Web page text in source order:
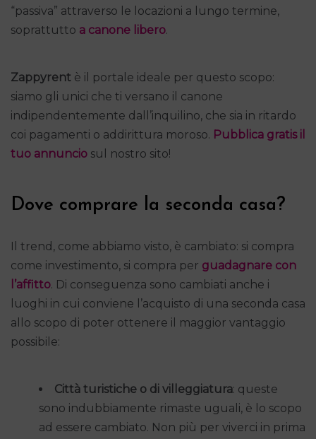
“passiva” attraverso le locazioni a lungo termine,
soprattutto a canone libero.
Zappyrent è il portale ideale per questo scopo:
siamo gli unici che ti versano il canone
indipendentemente dall’inquilino, che sia in ritardo
coi pagamenti o addirittura moroso. Pubblica gratis il
tuo annuncio sul nostro sito!
Dove comprare la seconda casa?
Il trend, come abbiamo visto, è cambiato: si compra
come investimento, si compra per guadagnare con
l’affitto. Di conseguenza sono cambiati anche i
luoghi in cui conviene l’acquisto di una seconda casa
allo scopo di poter ottenere il maggior vantaggio
possibile:
Città turistiche o di villeggiatura: queste
sono indubbiamente rimaste uguali, è lo scopo
ad essere cambiato. Non più per viverci in prima